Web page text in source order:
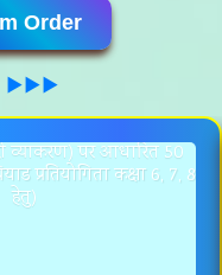
Order
▶▶▶